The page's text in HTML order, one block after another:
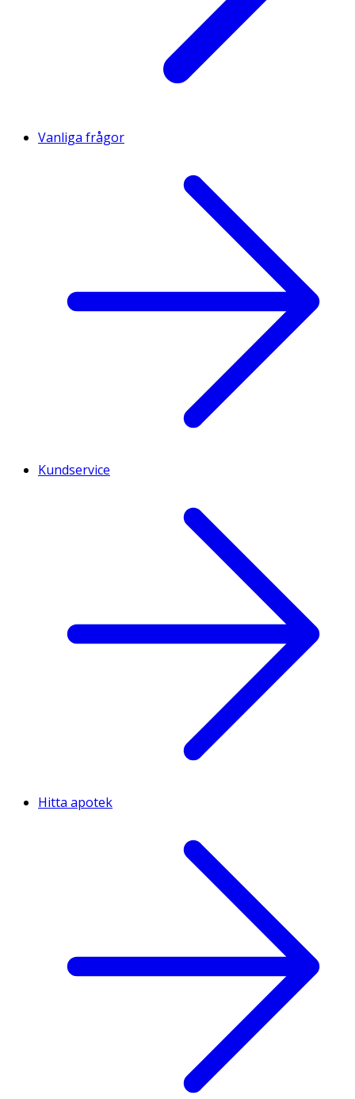
Vanliga frågor
Kundservice
Hitta apotek